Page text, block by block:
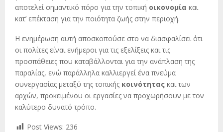
αποτελεί σημαντικό πόρο για την τοπική οικονομία και
κατ’ επέκταση για την ποιότητα ζωής στην περιοχή.
Η ενημέρωση αυτή αποσκοπούσε στο να διασφαλίσει ότι
οι πολίτες είναι ενήμεροι για τις εξελίξεις και τις
προσπάθειες που καταβάλλονται για την ανάπλαση της
παραλίας, ενώ παράλληλα καλλιεργεί ένα πνεύμα
συνεργασίας μεταξύ της τοπικής κοινότητας και των
αρχών, προκειμένου οι εργασίες να προχωρήσουν με τον
καλύτερο δυνατό τρόπο.
Post Views: 236